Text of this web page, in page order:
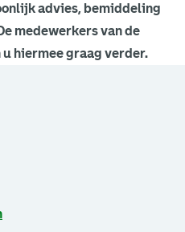
advies, bemiddeling
medewerkers van de
hiermee graag verder.